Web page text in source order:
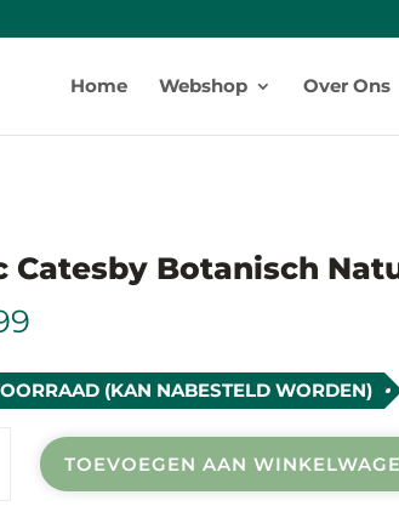
Home Webshop Over Ons
Producten
Catesby Botanisch
(KAN NABESTELD WORDEN)
TOEVOEGEN AAN